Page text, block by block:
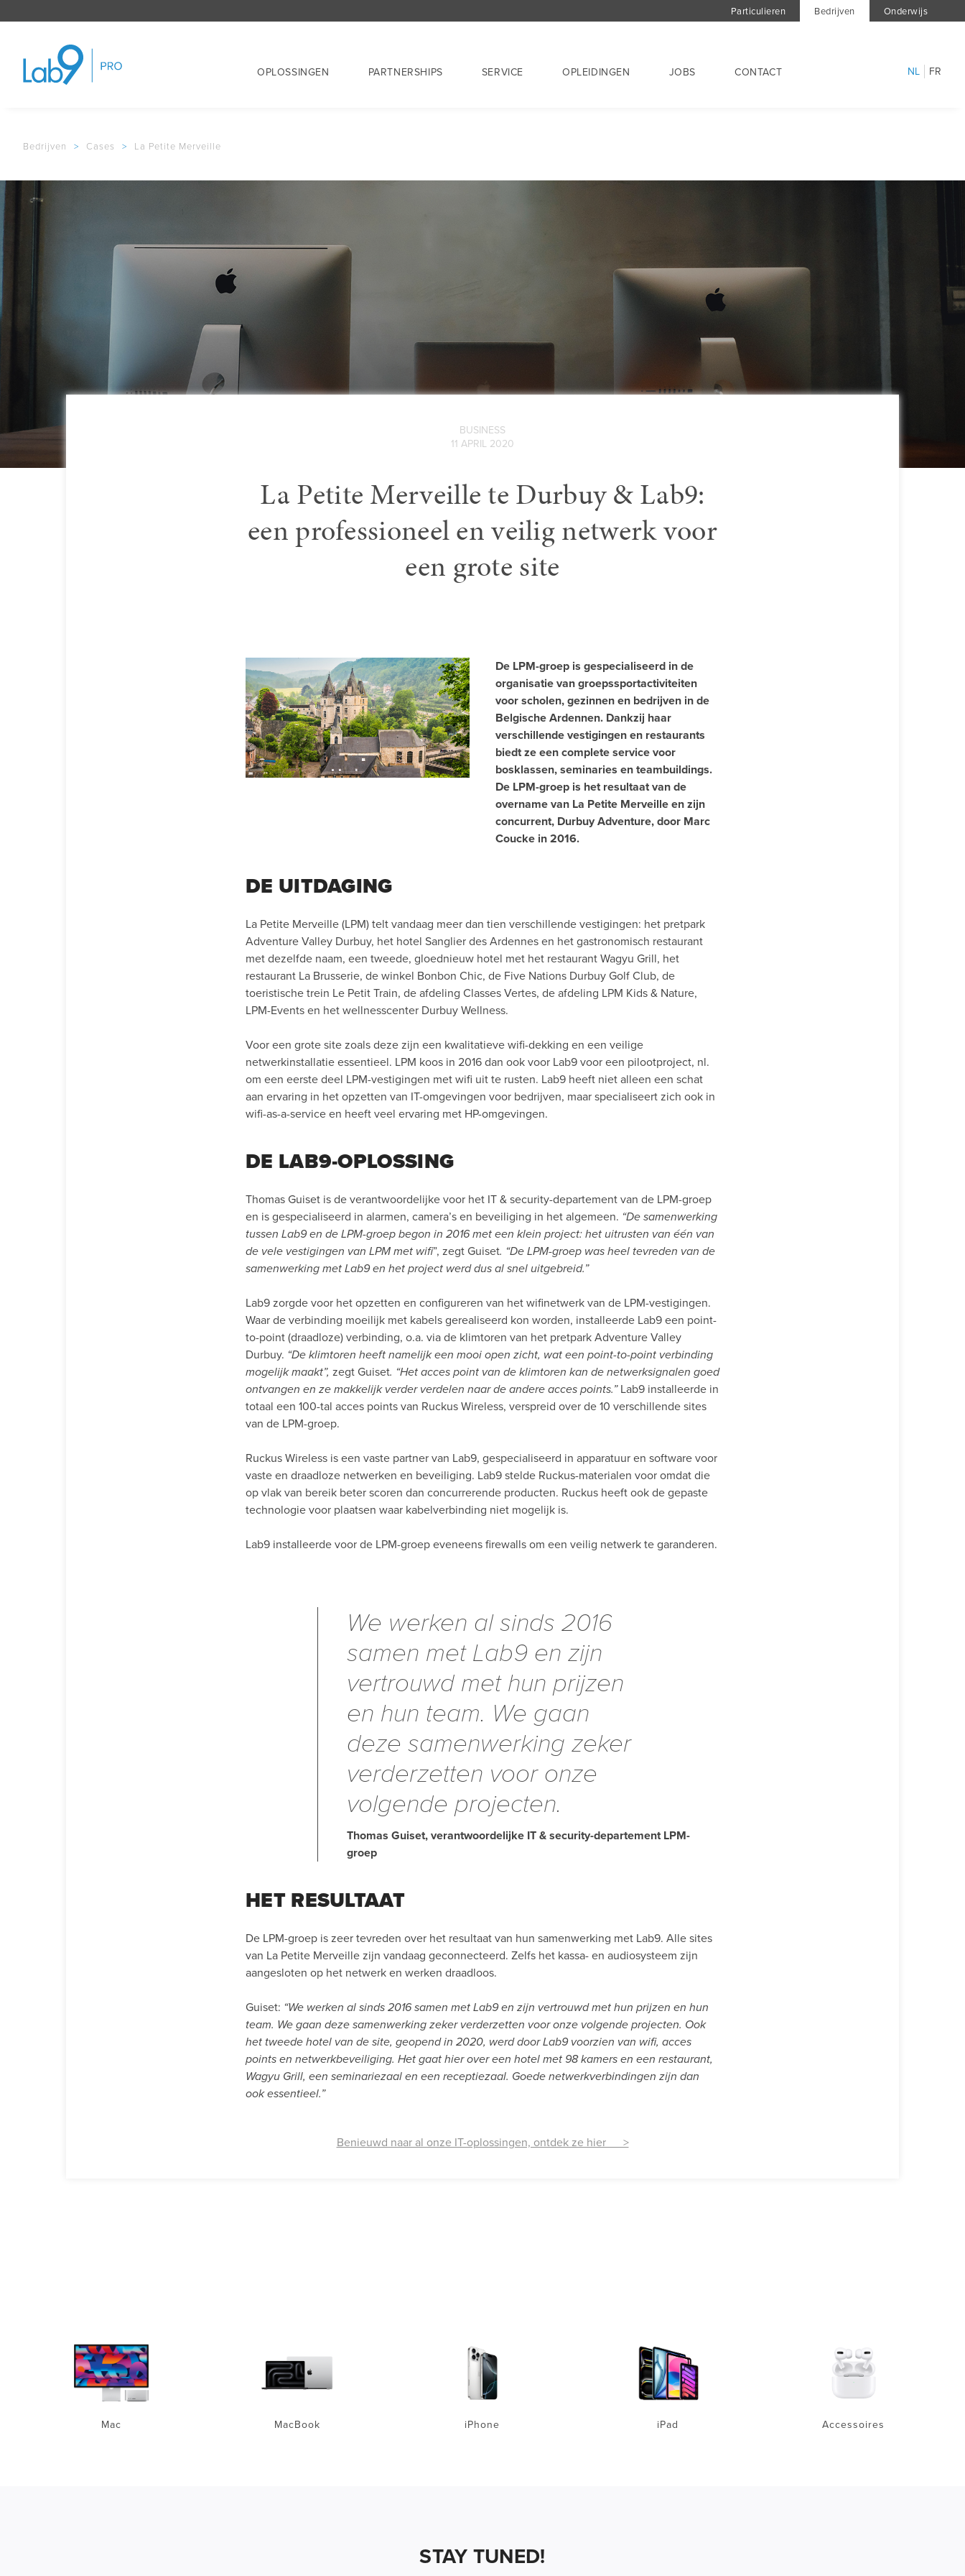
Particulieren Bedrijven Onderwijs
OPLOSSINGEN PARTNERSHIPS SERVICE OPLEIDINGEN JOBS CONTACT NL FR
Bedrijven > Cases > La Petite Merveille
BUSINESS
11 APRIL 2020
La Petite Merveille te Durbuy & Lab9:
een professioneel en veilig netwerk voor
een grote site
De LPM-groep is gespecialiseerd in de
organisatie van groepssportactiviteiten
voor scholen, gezinnen en bedrijven in de
Belgische Ardennen. Dankzij haar
verschillende vestigingen en restaurants
biedt ze een complete service voor
bosklassen, seminaries en teambuildings.
De LPM-groep is het resultaat van de
overname van La Petite Merveille en zijn
concurrent, Durbuy Adventure, door Marc
Coucke in 2016.
DE UITDAGING
La Petite Merveille (LPM) telt vandaag meer dan tien verschillende vestigingen: het pretpark
Adventure Valley Durbuy, het hotel Sanglier des Ardennes en het gastronomisch restaurant
met dezelfde naam, een tweede, gloednieuw hotel met het restaurant Wagyu Grill, het
restaurant La Brusserie, de winkel Bonbon Chic, de Five Nations Durbuy Golf Club, de
toeristische trein Le Petit Train, de afdeling Classes Vertes, de afdeling LPM Kids & Nature,
LPM-Events en het wellnesscenter Durbuy Wellness.
Voor een grote site zoals deze zijn een kwalitatieve wifi-dekking en een veilige
netwerkinstallatie essentieel. LPM koos in 2016 dan ook voor Lab9 voor een pilootproject, nl.
om een eerste deel LPM-vestigingen met wifi uit te rusten. Lab9 heeft niet alleen een schat
aan ervaring in het opzetten van IT-omgevingen voor bedrijven, maar specialiseert zich ook in
wifi-as-a-service en heeft veel ervaring met HP-omgevingen.
DE LAB9-OPLOSSING
Thomas Guiset is de verantwoordelijke voor het IT & security-departement van de LPM-groep
en is gespecialiseerd in alarmen, camera’s en beveiliging in het algemeen. “De samenwerking
tussen Lab9 en de LPM-groep begon in 2016 met een klein project: het uitrusten van één van
de vele vestigingen van LPM met wifi”, zegt Guiset. “De LPM-groep was heel tevreden van de
samenwerking met Lab9 en het project werd dus al snel uitgebreid.”
Lab9 zorgde voor het opzetten en configureren van het wifinetwerk van de LPM-vestigingen.
Waar de verbinding moeilijk met kabels gerealiseerd kon worden, installeerde Lab9 een point-
to-point (draadloze) verbinding, o.a. via de klimtoren van het pretpark Adventure Valley
Durbuy. “De klimtoren heeft namelijk een mooi open zicht, wat een point-to-point verbinding
mogelijk maakt”, zegt Guiset. “Het acces point van de klimtoren kan de netwerksignalen goed
ontvangen en ze makkelijk verder verdelen naar de andere acces points.”Lab9 installeerde in
totaal een 100-tal acces points van Ruckus Wireless, verspreid over de 10 verschillende sites
van de LPM-groep.
Ruckus Wireless is een vaste partner van Lab9, gespecialiseerd in apparatuur en software voor
vaste en draadloze netwerken en beveiliging. Lab9 stelde Ruckus-materialen voor omdat die
op vlak van bereik beter scoren dan concurrerende producten. Ruckus heeft ook de gepaste
technologie voor plaatsen waar kabelverbinding niet mogelijk is.
Lab9 installeerde voor de LPM-groep eveneens firewalls om een veilig netwerk te garanderen.
We werken al sinds 2016
samen met Lab9 en zijn
vertrouwd met hun prijzen
en hun team. We gaan
deze samenwerking zeker
verderzetten voor onze
volgende projecten.
Thomas Guiset, verantwoordelijke IT & security-departement LPM-
groep
HET RESULTAAT
De LPM-groep is zeer tevreden over het resultaat van hun samenwerking met Lab9. Alle sites
van La Petite Merveille zijn vandaag geconnecteerd. Zelfs het kassa- en audiosysteem zijn
aangesloten op het netwerk en werken draadloos.
Guiset: “We werken al sinds 2016 samen met Lab9 en zijn vertrouwd met hun prijzen en hun
team. We gaan deze samenwerking zeker verderzetten voor onze volgende projecten. Ook
het tweede hotel van de site, geopend in 2020, werd door Lab9 voorzien van wifi, acces
points en netwerkbeveiliging. Het gaat hier over een hotel met 98 kamers en een restaurant,
Wagyu Grill, een seminariezaal en een receptiezaal. Goede netwerkverbindingen zijn dan
ook essentieel.”
Benieuwd naar al onze IT-oplossingen, ontdek ze hier >
Mac MacBook iPhone iPad Accessoires
STAY TUNED!